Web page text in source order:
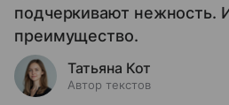
подчеркивают нежность.
преимущество.
Татьяна Кот
Автор текстов